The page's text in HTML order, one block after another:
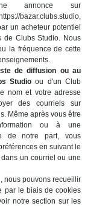
annonce sur
bazar.clubs.studio,
un acheteur potentiel
de Clubs Studio. Nous
la fréquence de cette
de diffusion ou au
Studio ou d'un Club
nom et votre adresse
des courriels sur
Même après vous être
ou à une
de notre part, vous
en suivant le
un courriel ou une
, nous pouvons recueillir
par le biais de cookies
notre section sur les